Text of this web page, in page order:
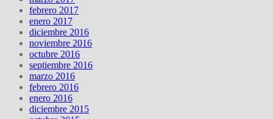
febrero 2017
enero 2017
diciembre 2016
noviembre 2016
octubre 2016
septiembre 2016
marzo 2016
febrero 2016
enero 2016
diciembre 2015